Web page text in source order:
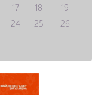
17 18
19
24 25
26